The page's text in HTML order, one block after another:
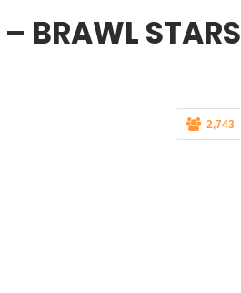
BRAWL STARS
2,743